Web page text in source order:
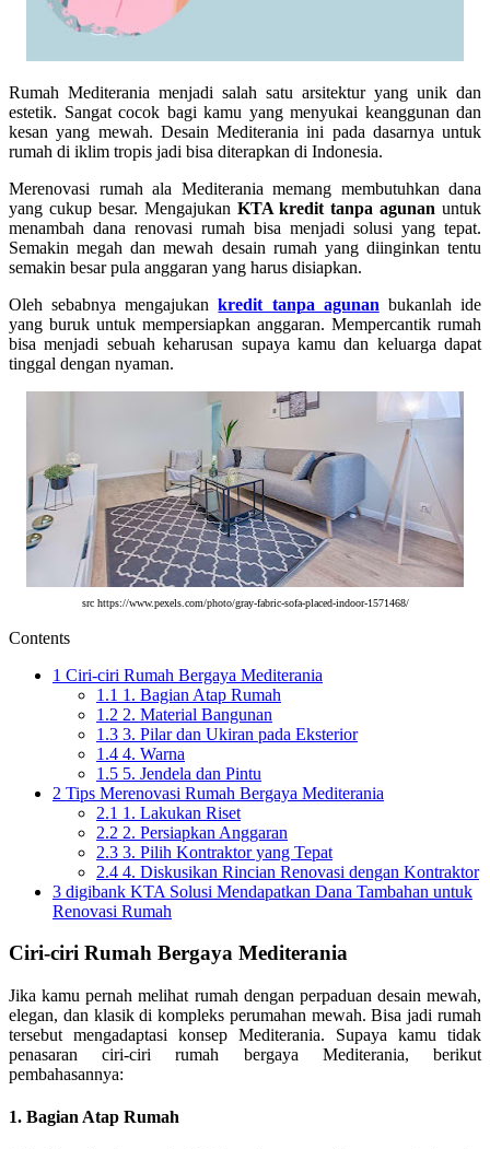
Rumah Mediterania menjadi salah satu arsitektur yang unik dan
estetik. Sangat cocok bagi kamu yang menyukai keanggunan dan
kesan yang mewah. Desain Mediterania ini pada dasarnya untuk
rumah di iklim tropis jadi bisa diterapkan di Indonesia.
Merenovasi rumah ala Mediterania memang membutuhkan dana
yang cukup besar. Mengajukan KTA kredit tanpa agunan untuk
menambah dana renovasi rumah bisa menjadi solusi yang tepat.
Semakin megah dan mewah desain rumah yang diinginkan tentu
semakin besar pula anggaran yang harus disiapkan.
Oleh sebabnya mengajukankredit tanpa agunan bukanlah ide
yang buruk untuk mempersiapkan anggaran. Mempercantik rumah
bisa menjadi sebuah keharusan supaya kamu dan keluarga dapat
tinggal dengan nyaman.
src https://www.pexels.com/photo/gray-fabric-sofa-placed-indoor-1571468/
Contents
1 Ciri-ciri Rumah Bergaya Mediterania
1.1 1. Bagian Atap Rumah
1.2 2. Material Bangunan
1.3 3. Pilar dan Ukiran pada Eksterior
1.4 4. Warna
1.5 5. Jendela dan Pintu
2 Tips Merenovasi Rumah Bergaya Mediterania
2.1 1. Lakukan Riset
2.2 2. Persiapkan Anggaran
2.3 3. Pilih Kontraktor yang Tepat
2.4 4. Diskusikan Rincian Renovasi dengan Kontraktor
3 digibank KTA Solusi Mendapatkan Dana Tambahan untuk
Renovasi Rumah
Ciri-ciri Rumah Bergaya Mediterania
Jika kamu pernah melihat rumah dengan perpaduan desain mewah,
elegan, dan klasik di kompleks perumahan mewah. Bisa jadi rumah
tersebut mengadaptasi konsep Mediterania. Supaya kamu tidak
penasaran ciri-ciri rumah bergaya Mediterania, berikut
pembahasannya:
1. Bagian Atap Rumah